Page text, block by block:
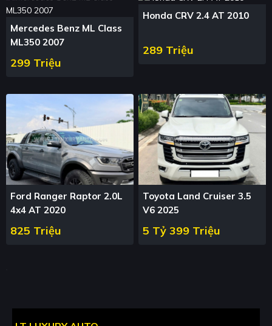
Mercedes Benz ML Class
ML350 2007
299 Triệu
Honda CRV 2.4 AT 2010
289 Triệu
Ford Ranger Raptor 2.0L
4x4 AT 2020
825 Triệu
Toyota Land Cruiser 3.5
V6 2025
5 Tỷ 399 Triệu